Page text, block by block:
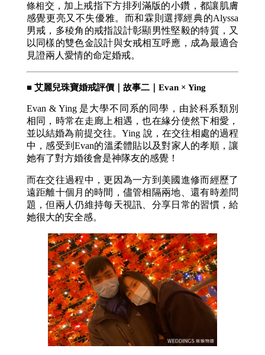
條相交，加上戒指下方排列滿版的小鑽，都讓肌膚
感覺更亮又不失優雅。而和霖則選擇經典的Alyssa
男戒，多稜角的戒指設計彰顯男性堅毅的特質，又
以同樣的雙色金設計與女戒相互呼應，成為最適合
見證兩人愛情的命定婚戒。
■ 艾麗兒珠寶婚戒評價｜故事二｜Evan × Ying
Evan & Ying 是大學不同系的同學，由於科系類別
相同，時常在走廊上相遇，也在緣分使然下相愛，
並以結婚為前提交往。Ying 說，在交往相處的過程
中，感受到Evan的溫柔體貼以及對家人的孝順，讓
她有了對方婚後會是神隊友的感覺！
而在交往過程中，更因為一方到美國進修而經歷了
遠距離十個月的時間，儘管相隔兩地、還有時差問
題，但兩人仍維持每天視訊、分享日常的習慣，給
她很大的安全感。